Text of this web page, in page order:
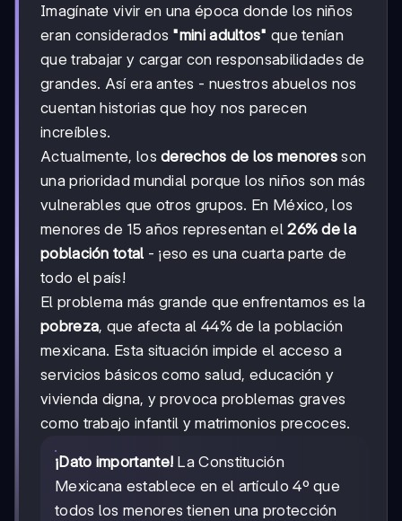
Imagínate vivir en una época donde los niños
eran considerados "mini adultos" que tenían
que trabajar y cargar con responsabilidades de
grandes. Así era antes - nuestros abuelos nos
cuentan historias que hoy nos parecen
increíbles.
Actualmente, losderechos de los menores son
una prioridad mundial porque los niños son más
vulnerables que otros grupos. En México, los
menores de 15 años representan el26% de la
población total - ¡eso es una cuarta parte de
todo el país!
El problema más grande que enfrentamos es la
pobreza, que afecta al 44% de la población
mexicana. Esta situación impide el acceso a
servicios básicos como salud, educación y
vivienda digna, y provoca problemas graves
como trabajo infantil y matrimonios precoces.
¡Dato importante! La Constitución
Mexicana establece en el artículo 4º que
todos los menores tienen una protección